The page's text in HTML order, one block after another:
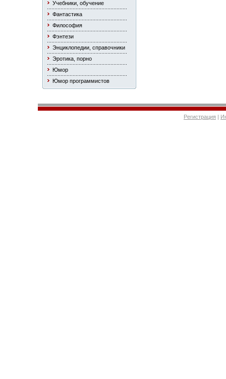
Учебники, обучение
Фантастика
Философия
Фэнтези
Энциклопедии, справочники
Эротика, порно
Юмор
Юмор программистов
Регистрация |